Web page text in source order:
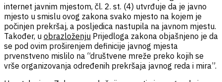
internet javnim mjestom, čl. 2. st. (4) utvrđuje da je javno
mjesto u smislu ovog zakona svako mjesto na kojem je
počinjen prekršaj, a posljedica nastupila na javnom mjestu.
Također, u obrazloženju Prijedloga zakona objašnjeno je da
se pod ovim proširenjem definicije javnog mjesta
prvenstveno mislilo na “društvene mreže preko kojih se
vrše organizovanja određenih prekršaja javnog reda i mira”.